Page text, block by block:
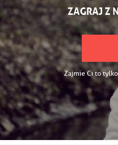
ZAGRAJ Z
Zajmie Ci to